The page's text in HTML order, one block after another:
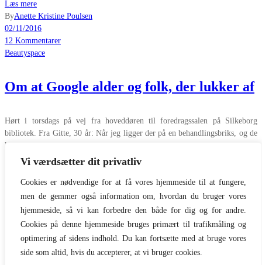
Vi værdsætter dit privatliv
Cookies er nødvendige for at få vores hjemmeside til at fungere,
men de gemmer også information om, hvordan du bruger vores
hjemmeside, så vi kan forbedre den både for dig og for andre.
Cookies på denne hjemmeside bruges primært til trafikmåling og
optimering af sidens indhold. Du kan fortsætte med at bruge vores
side som altid, hvis du accepterer, at vi bruger cookies.
Læs mere
ByAnette Kristine Poulsen
02/11/2016
12 Kommentarer
Beautyspace
Om at Google alder og folk, der lukker af
Hørt i torsdags på vej fra hoveddøren til foredragssalen på Silkeborg
bibliotek. Fra Gitte, 30 år: Når jeg ligger der på en behandlingsbriks, og de
køøøører frem med antioxidanter og serum,
Læs mere
Anette Kristine Poulsen
25 Kommentarer
Indlægsinddeling
Forrige 1 2 3
1